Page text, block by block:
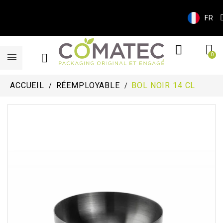
FR
ACCUEIL RÉEMPLOYABLE BOL NOIR 14 CL